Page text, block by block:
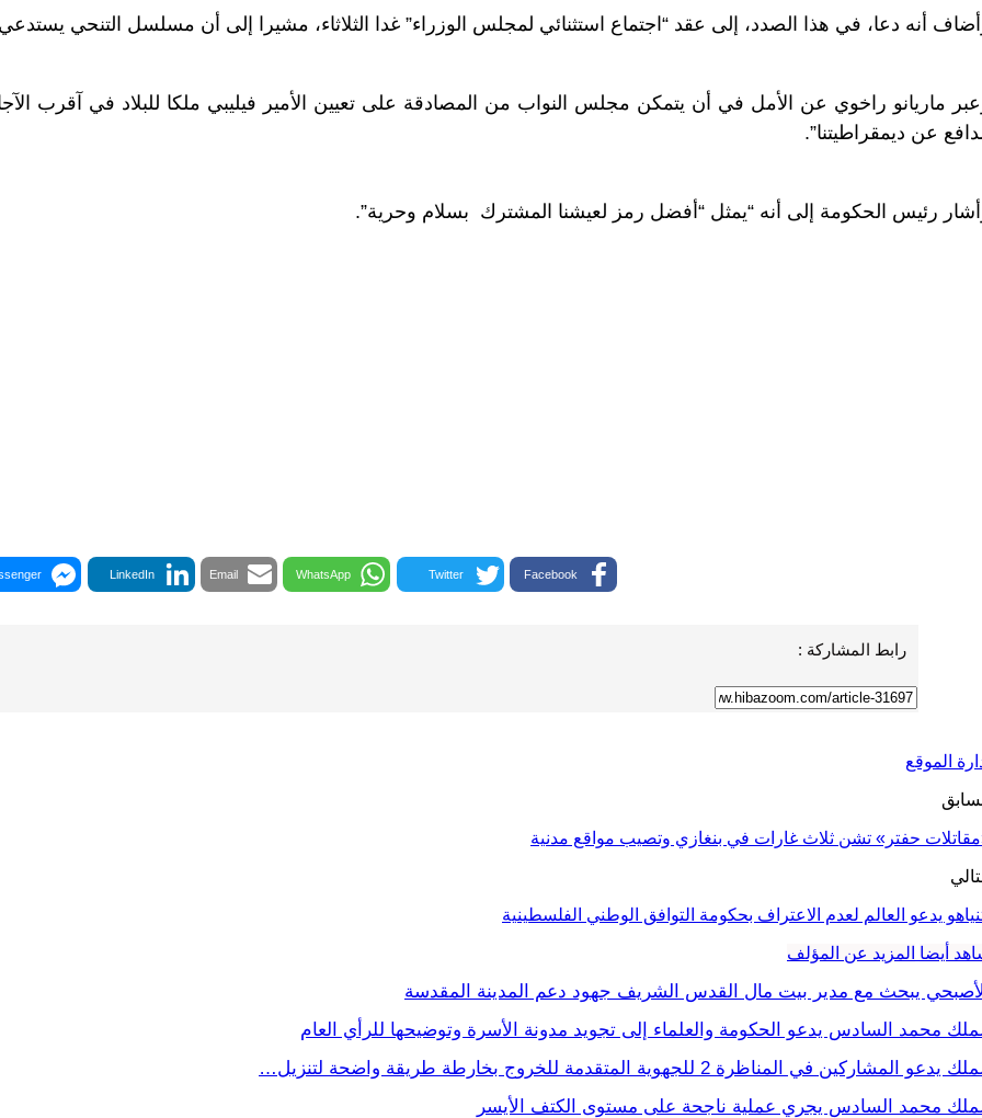
أنه دعا، في هذا الصدد، إلى عقد “اجتماع استثنائي لمجلس الوزراء” غدا الثلاثاء، مشيرا إلى أن مسلسل التنحي
عن ديمقراطيتنا”.
رئيس الحكومة إلى أنه “يمثل “أفضل رمز لعيشنا المشترك بسلام وحرية”.
Facebook
Twitter
WhatsApp
Email
LinkedIn
رابط المشاركة :
الموقع
حفتر» تشن ثلاث غارات في بنغازي وتصيب مواقع مدنية
يدعو العالم لعدم الاعتراف بحكومة التوافق الوطني الفلسطينية
أيضا المزيد عن المؤلف
يبحث مع مدير بيت مال القدس الشريف جهود دعم المدينة المقدسة
محمد السادس يدعو الحكومة والعلماء إلى تجويد مدونة الأسرة وتوضيحها للرأي العام
يدعو المشاركين في المناظرة 2 للجهوية المتقدمة للخروج بخارطة طريقة واضحة لتنزيل…
محمد السادس يجري عملية ناجحة على مستوى الكتف الأيسر